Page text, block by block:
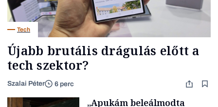
Tech
Újabb brutális drágulás előtt a
tech szektor?
Szalai Péter 6 perc
„Apukám beleálmodta